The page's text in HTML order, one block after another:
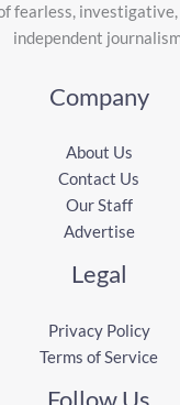
fearless,
independent
Company
About Us
Contact Us
Our Staff
Advertise
Legal
Privacy Policy
Terms of Service
Follow Us